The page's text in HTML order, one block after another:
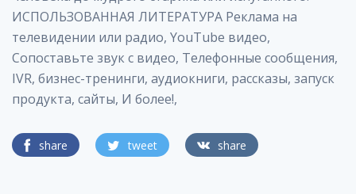
ИСПОЛЬЗОВАННАЯ ЛИТЕРАТУРА Реклама на
телевидении или радио, YouTube видео,
Сопоставьте звук с видео, Телефонные сообщения,
IVR, бизнес-тренинги, аудиокниги, рассказы, запуск
продукта, сайты, И более!,
share tweet share